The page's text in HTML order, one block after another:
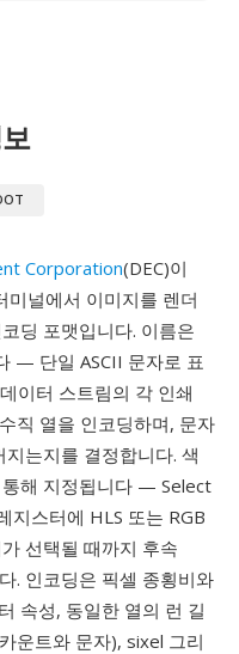
Corporation(DEC)이
널에서 이미지를 렌더
딩 포맷입니다. 이름은
— 단일 ASCII 문자로 표
이터 스트림의 각 인쇄
직 열을 인코딩하며, 문자
는지를 결정합니다. 색
해 지정됩니다 — Select
지스터에 HLS 또는 RGB
선택될 때까지 후속
. 인코딩은 픽셀 종횡비와
속성, 동일한 열의 런 길
운트와 문자), sixel 그리